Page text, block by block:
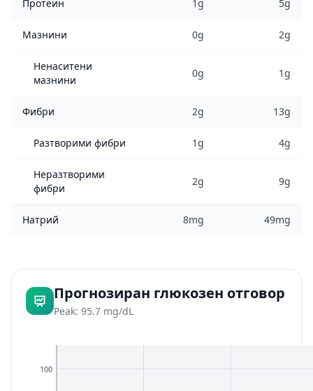
Протеин 1g 5g
Мазнини 0g 2g
Ненаситени
мазнини
0g 1g
Фибри 2g 13g
Разтворими фибри 1g 4g
Неразтворими
фибри
2g 9g
Натрий 8mg 49mg
Прогнозиран глюкозен отговор
Peak: 95.7 mg/dL
100